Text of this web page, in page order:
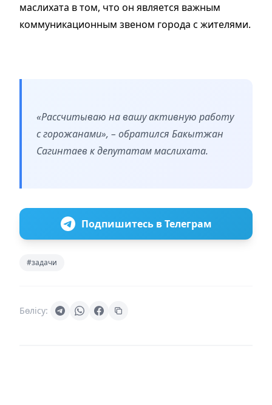
маслихата в том, что он является важным
коммуникационным звеном города с жителями.
«Рассчитываю на вашу активную работу
с горожанами», – обратился Бакытжан
Сагинтаев к депутатам маслихата.
Подпишитесь в Телеграм
#задачи
Бөлісу: